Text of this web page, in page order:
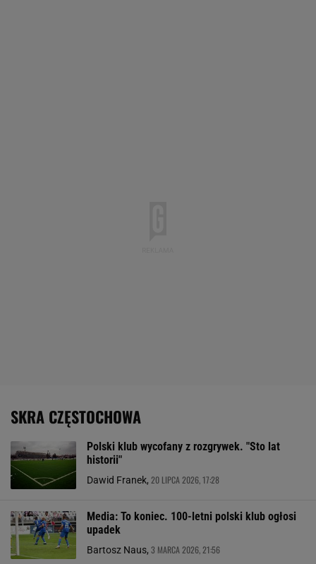
SKRA CZĘSTOCHOWA
Polski klub wycofany z rozgrywek. "Sto lat
historii"
Dawid Franek, 20 LIPCA 2026, 17:28
Media: To koniec. 100-letni polski klub ogłosi
upadek
Bartosz Naus, 3 MARCA 2026, 21:56